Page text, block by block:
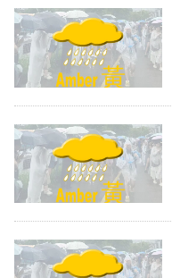
樓
市
理
商
業
科
技
職